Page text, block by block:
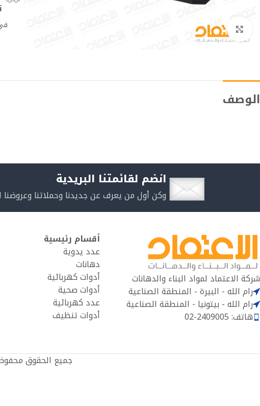
Click to enlarge
الوصف
انضم لقائمتنا البريدية
وكن أول من يعرف عن جديدنا وحملاتنا وعروضنا
شركة الاعتماد لمواد البناء والدهانات
رام الله - البيرة - المنطقة الصناعية
رام الله - بيتونيا - المنطقة الصناعية
هاتف: 2409005-02
أقسام رئيسية
عدد يدوية
دهانات
أدوات كهربائية
أدوات صحية
عدد كهربائية
أدوات تنظيف
جميع الحقوق